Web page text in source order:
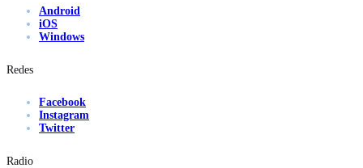
Android
iOS
Windows
Redes
Facebook
Instagram
Twitter
Radio